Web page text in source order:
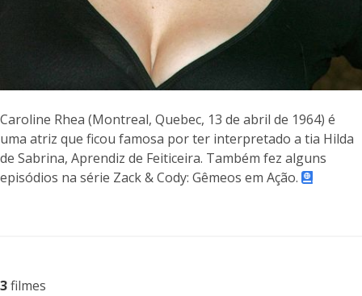
Caroline Rhea (Montreal, Quebec, 13 de abril de 1964) é
uma atriz que ficou famosa por ter interpretado a tia Hilda
de Sabrina, Aprendiz de Feiticeira. Também fez alguns
episódios na série Zack & Cody: Gêmeos em Ação.
3filmes